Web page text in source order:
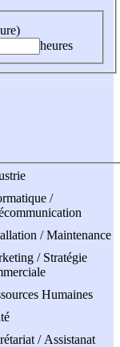
heures
/
/ Maintenance
/ Stratégie
Humaines
/ Assistanat